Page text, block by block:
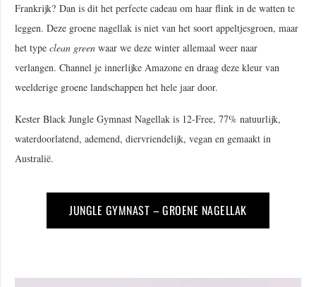
Frankrijk? Dan is dit het perfecte cadeau om haar flink in de watten te
leggen. Deze groene nagellak is niet van het soort appeltjesgroen, maar
het type clean green waar we deze winter allemaal weer naar
verlangen. Channel je innerlijke Amazone en draag deze kleur van
weelderige groene landschappen het hele jaar door.
Kester Black Jungle Gymnast Nagellak is 12-Free, 77% natuurlijk,
waterdoorlatend, ademend, diervriendelijk, vegan en gemaakt in
Australië.
JUNGLE GYMNAST – GROENE NAGELLAK